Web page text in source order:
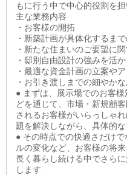
もに行う中で中心的役割を
主な業務内容
・お客様の開拓
・新築計画が具体化するま
・新たな住まいのご要望に
・邸別自由設計の強みを活
・最適な資金計画の立案や
・お引き渡しまでの細やか
● まずは、展示場でのお客
どを通じて、市場・新規顧
されるお客様がいらっしゃ
題を解決しながら、具体的
● その時点での快適さだけ
ルの変化など、お客様の将
長く暮らし続ける中でさら
します